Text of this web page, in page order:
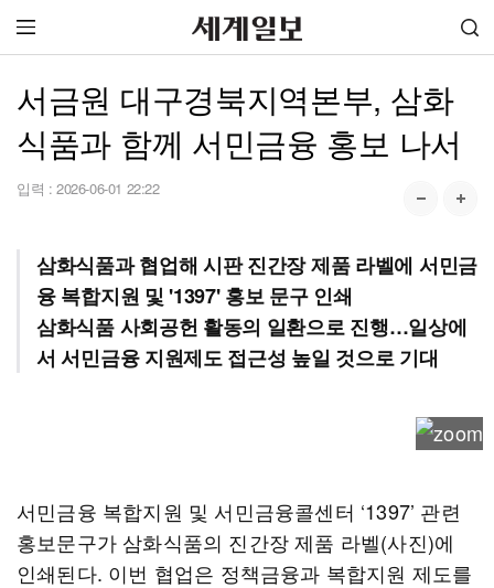
서금원 대구경북지역본부, 삼화
식품과 함께 서민금융 홍보 나서
입력 : 2026-06-01 22:22
삼화식품과 협업해 시판 진간장 제품 라벨에 서민금
융 복합지원 및 '1397' 홍보 문구 인쇄
삼화식품 사회공헌 활동의 일환으로 진행…일상에
서 서민금융 지원제도 접근성 높일 것으로 기대
서민금융 복합지원 및 서민금융콜센터 ‘1397’ 관련
홍보문구가 삼화식품의 진간장 제품 라벨(사진)에
인쇄된다. 이번 협업은 정책금융과 복합지원 제도를